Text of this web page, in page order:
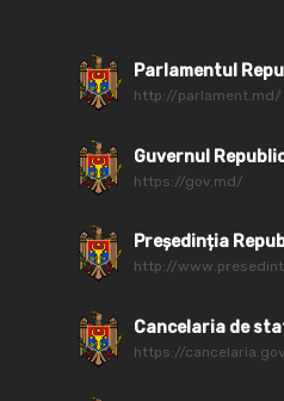
Parlamentul
http://parlament.md/
Guvernul
https://gov.md/
Președinția
http://
Cancelaria de
https://